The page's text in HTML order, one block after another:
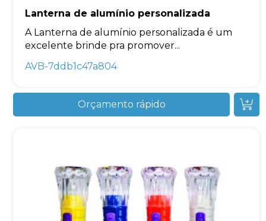
Lanterna de alumínio personalizada
A Lanterna de alumínio personalizada é um
excelente brinde pra promover...
AVB-7ddb1c47a804
Orçamento rápido